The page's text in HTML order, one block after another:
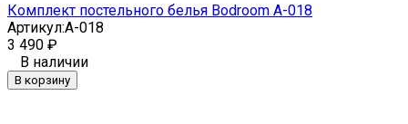
Комплект постельного белья Bodroom A-018
Артикул:A-018
3 490 ₽
В наличии
В корзину